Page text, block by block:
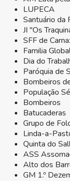
LUPECA
Santuário da
JI "Os
SFF de
Familia
Dia do
Paróquia de
Bombeiros
População
Bombeiros
Batucaderas
Grupo de
Linda-a-
Quinta do
ASS
Alto dos
GM 1.º